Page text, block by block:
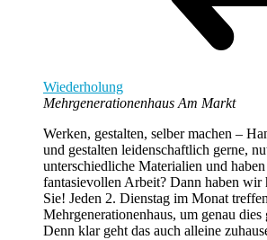
Wiederholung
Mehrgenerationenhaus Am Markt
Werken, gestalten, selber machen –
und gestalten leidenschaftlich gerne,
unterschiedliche Materialien und
fantasievollen Arbeit? Dann haben wir
Sie! Jeden 2. Dienstag im Monat
Mehrgenerationenhaus, um genau dies
Denn klar geht das auch alleine